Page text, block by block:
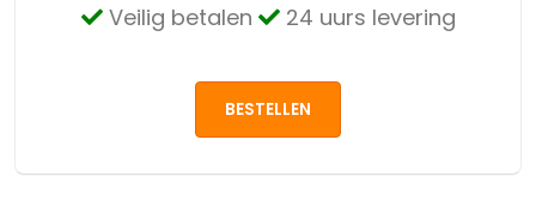
Veilig betalen 24 uurs levering
BESTELLEN